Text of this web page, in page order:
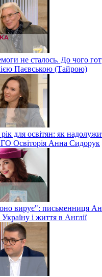
не сталось. До чого
Паєвською (Тайрою)
для освітян: як
Освіторія Анна Сидорук
вирує": письменниця
і життя в Англії